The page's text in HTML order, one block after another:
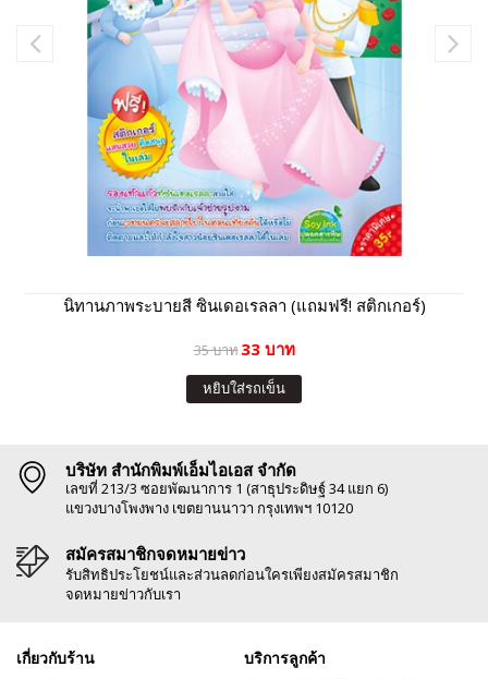
นิทานภาพระบายสี ซินเดอเรลลา (แถมฟรี! สติกเกอร์)
35 บาท33 บาท
หยิบใส่รถเข็น
บริษัท สำนักพิมพ์เอ็มไอเอส จำกัด
เลขที่ 213/3 ซอยพัฒนาการ 1 (สาธุประดิษฐ์ 34 แยก 6)
แขวงบางโพงพาง เขตยานนาวา กรุงเทพฯ 10120
สมัครสมาชิกจดหมายข่าว
รับสิทธิประโยชน์และส่วนลดก่อนใครเพียงสมัครสมาชิก
จดหมายข่าวกับเรา
เกี่ยวกับร้าน บริการลูกค้า